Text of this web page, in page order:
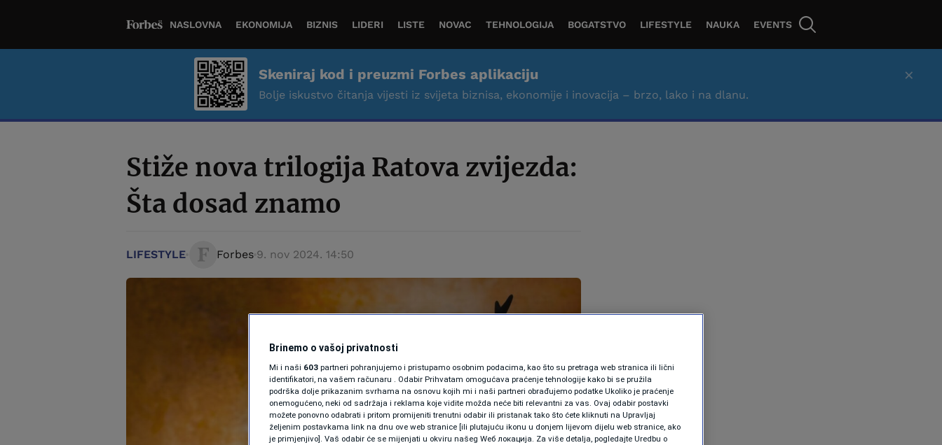
NASLOVNA EKONOMIJA BIZNIS LIDERI LISTE NOVAC TEHNOLOGIJA BOGATSTVO LIFESTYLE NAUKA EVENTS
Skeniraj kod i preuzmi Forbes aplikaciju
Bolje iskustvo čitanja vijesti iz svijeta biznisa, ekonomije i inovacija – brzo, lako i na dlanu.
×
Stiže nova trilogija Ratova zvijezda:
Šta dosad znamo
LIFESTYLE Forbes 9. nov 2024. 14:50
Brinemo o vašoj privatnosti
Mi i naši 603 partneri pohranjujemo i pristupamo osobnim podacima, kao što su pretraga web stranica ili lični
identifikatori, na vašem računaru . Odabir Prihvatam omogućava praćenje tehnologije kako bi se pružila
podrška dolje prikazanim svrhama na osnovu kojih mi i naši partneri obrađujemo podatke Ukoliko je praćenje
onemogućeno, neki od sadržaja i reklama koje vidite možda neće biti relevantni za vas. Ovaj odabir postavki
možete ponovno odabrati i pritom promijeniti trenutni odabir ili pristanak tako što ćete kliknuti na Upravljaj
željenim postavkama link na dnu ove web stranice [ili plutajuću ikonu u donjem lijevom dijelu web stranice, ako
je primjenjivo]. Vaš odabir će se mijenjati u okviru našeg Wеб локација. Za više detalja, pogledajte Uredbu o